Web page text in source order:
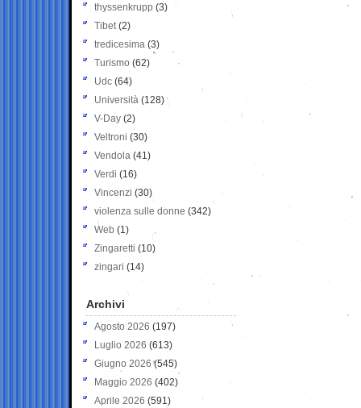
thyssenkrupp (3)
Tibet(2)
tredicesima (3)
Turismo (62)
Udc (64)
Università (128)
V-Day (2)
Veltroni (30)
Vendola (41)
Verdi (16)
Vincenzi (30)
violenza sulle donne (342)
Web (1)
Zingaretti (10)
zingari (14)
Archivi
Agosto 2026 (197)
Luglio 2026 (613)
Giugno 2026 (545)
Maggio 2026 (402)
Aprile 2026 (591)